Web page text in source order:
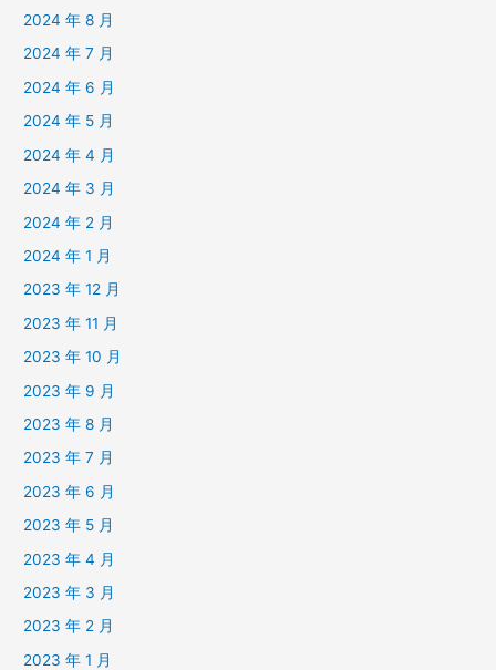
2024 年 8 月
2024 年 7 月
2024 年 6 月
2024 年 5 月
2024 年 4 月
2024 年 3 月
2024 年 2 月
2024 年 1 月
2023 年 12 月
2023 年 11 月
2023 年 10 月
2023 年 9 月
2023 年 8 月
2023 年 7 月
2023 年 6 月
2023 年 5 月
2023 年 4 月
2023 年 3 月
2023 年 2 月
2023 年 1 月